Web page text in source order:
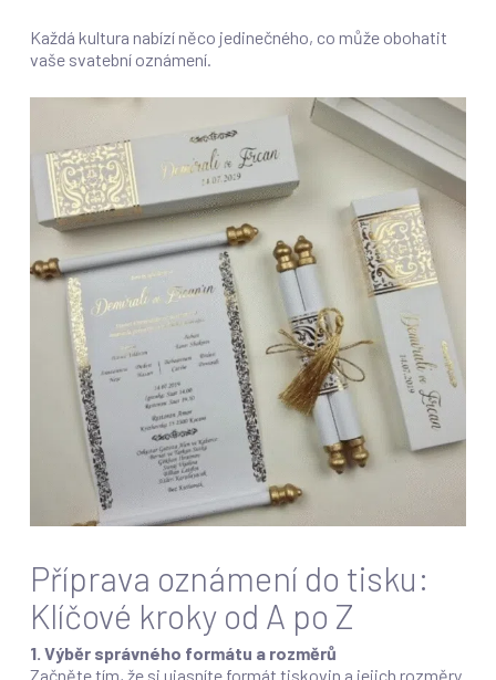
Každá kultura nabízí něco jedinečného, co může obohatit
vaše svatební oznámení.
Příprava oznámení do tisku:
Klíčové kroky od A po Z
1. Výběr správného formátu a rozměrů
Začněte tím, že si ujasníte formát tiskovin a jejich rozměry.